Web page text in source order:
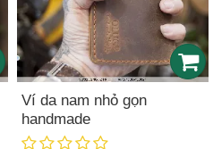
Ví da nam nhỏ gọn
handmade